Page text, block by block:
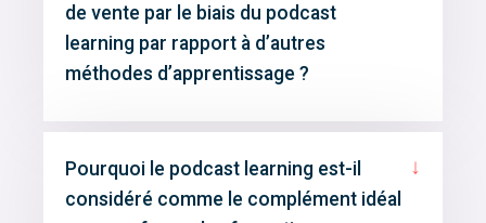
de vente par le biais du podcast
learning par rapport à d’autres
méthodes d’apprentissage ?
Pourquoi le podcast learning est-il
considéré comme le complément idéal
↓